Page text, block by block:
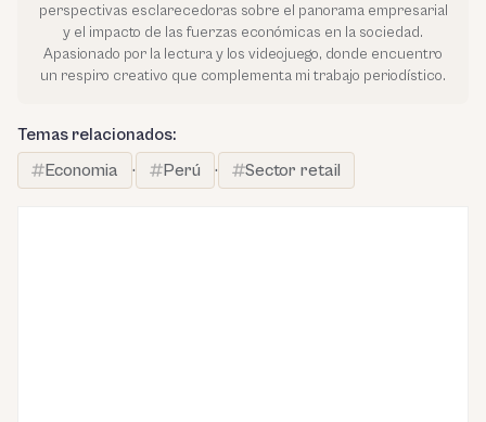
perspectivas esclarecedoras sobre el panorama empresarial
y el impacto de las fuerzas económicas en la sociedad.
Apasionado por la lectura y los videojuego, donde encuentro
un respiro creativo que complementa mi trabajo periodístico.
Temas relacionados:
Economia
· Perú · Sector retail